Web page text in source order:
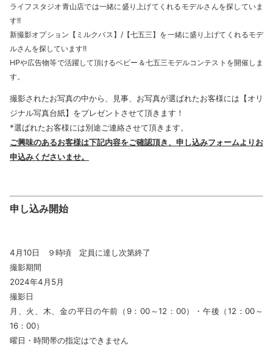
ライフスタジオ青山店では一緒に盛り上げてくれるモデルさんを探していま
す!!
新撮影オプション【ミルクバス】/【七五三】を一緒に盛り上げてくれるモデ
ルさんを探しています!!
HPや広告物等で活躍して頂けるベビー＆七五三モデルコンテストを開催しま
す。
撮影されたお写真の中から、見事、お写真が選ばれたお客様には【オリ
ジナル写真台紙】をプレゼントさせて頂きます！
*選ばれたお客様には別途ご連絡させて頂きます。
ご興味のあるお客様は下記内容をご確認頂き、申し込みフォームよりお
申込みくださいませ。
申し込み開始
4月10日 ９時頃 定員に達し次第終了
撮影期間
2024年4月5月
撮影日
月、火、木、金の平日の午前（9：00～12：00）・午後（12：00～
16：00）
曜日・時間帯の指定はできません